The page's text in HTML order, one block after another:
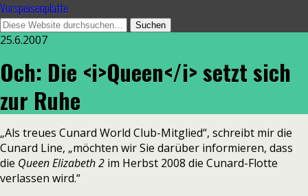
Vorspeisenplatte
25.6.2007
Och: Die <i>Queen</i> setzt sich
zur Ruhe
„Als treues Cunard World Club-Mitglied“, schreibt mir die
Cunard Line, „möchten wir Sie darüber informieren, dass
die Queen Elizabeth 2 im Herbst 2008 die Cunard-Flotte
verlassen wird.“